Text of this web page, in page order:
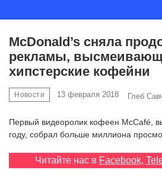
McDonald’s сняла
рекламы,
хипстерские кофейни
Новости 13 февраля 2018 Глеб
Первый видеоролик кофеен McCafé,
году, собрал больше миллиона
Читайте нас в Facebook,